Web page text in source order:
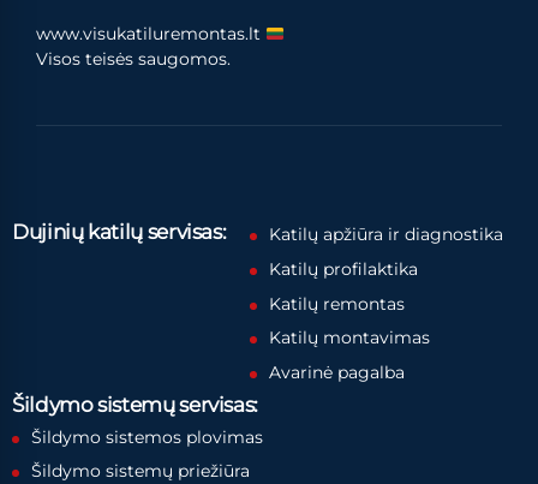
www.visukatiluremontas.lt
Visos teisės saugomos.
Dujinių katilų servisas:
Katilų apžiūra ir diagnostika
Katilų profilaktika
Katilų remontas
Katilų montavimas
Avarinė pagalba
Šildymo sistemų servisas:
Šildymo sistemos plovimas
Šildymo sistemų priežiūra